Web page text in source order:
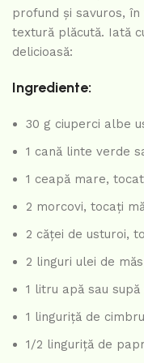
profund și savuros,
textură plăcută. Iată
delicioasă:
Ingrediente:
30 g ciuperci albe
1 cană linte verde
1 ceapă mare,
2 morcovi, tocați
2 căței de usturoi,
2 linguri ulei de
1 litru apă sau
1 linguriță de
1/2 linguriță de